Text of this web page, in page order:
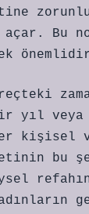
Bu
veya
kişisel
bu